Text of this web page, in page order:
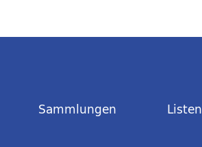
Sammlungen Listen